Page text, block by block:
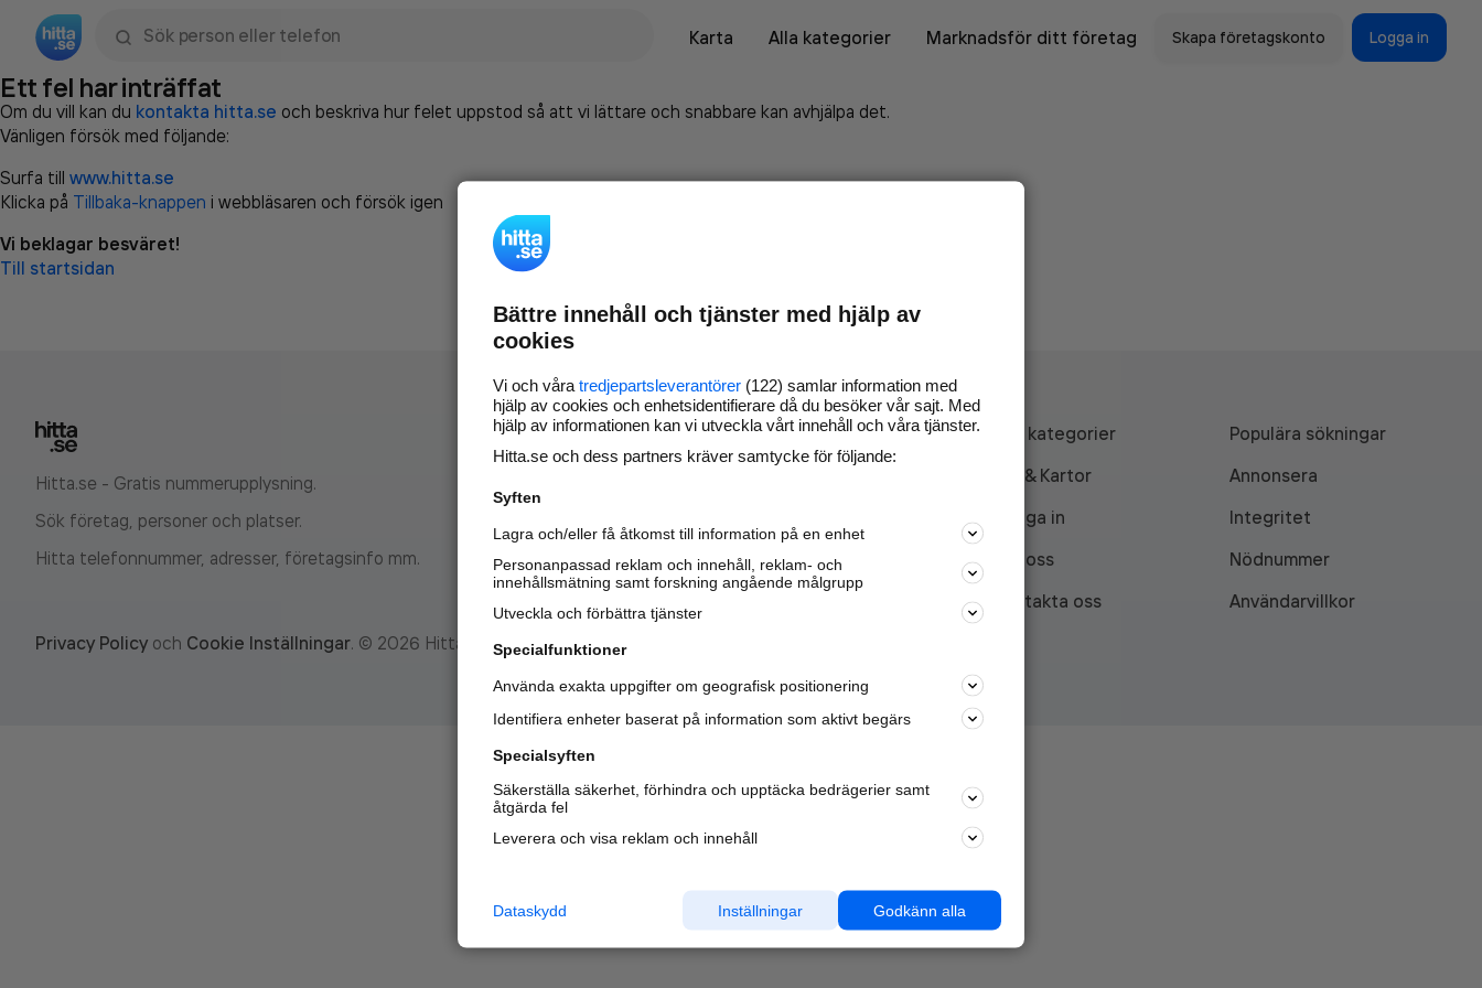
Karta
Alla kategorier Marknadsför ditt företag Skapa företagskonto Logga in
Ett fel har inträffat
Om du vill kan du kontakta hitta.se och beskriva hur felet uppstod så att vi lättare och snabbare kan avhjälpa det.
Vänligen försök med följande:
Surfa till www.hitta.se
Klicka på Tillbaka-knappen i webbläsaren och försök igen
Vi beklagar besväret!
Till startsidan
Hitta.se - Gratis nummerupplysning.
Sök företag, personer och platser.
Hitta telefonnummer, adresser, företagsinfo mm.
Marknadsför företaget på
nya kunder och
samarbetspartners nära dig.
Läs mer här
Alla kategorier
Populära sökningar
API & Kartor
Annonsera
Logga in
Integritet
Om oss
Nödnummer
Kontakta oss
Användarvillkor
Privacy Policy och Cookie Inställningar. © 2026 Hitta.se
Bättre innehåll och tjänster med hjälp av
cookies
Vi och våra tredjepartsleverantörer (122) samlar information med
hjälp av cookies och enhetsidentifierare då du besöker vår sajt. Med
hjälp av informationen kan vi utveckla vårt innehåll och våra tjänster.
Hitta.se och dess partners kräver samtycke för följande:
Syften
Lagra och/eller få åtkomst till information på en enhet
Personanpassad reklam och innehåll, reklam- och
innehållsmätning samt forskning angående målgrupp
Utveckla och förbättra tjänster
Specialfunktioner
Använda exakta uppgifter om geografisk positionering
Identifiera enheter baserat på information som aktivt begärs
Specialsyften
Säkerställa säkerhet, förhindra och upptäcka bedrägerier samt
åtgärda fel
Leverera och visa reklam och innehåll
Godkänn alla
Inställningar
Dataskydd